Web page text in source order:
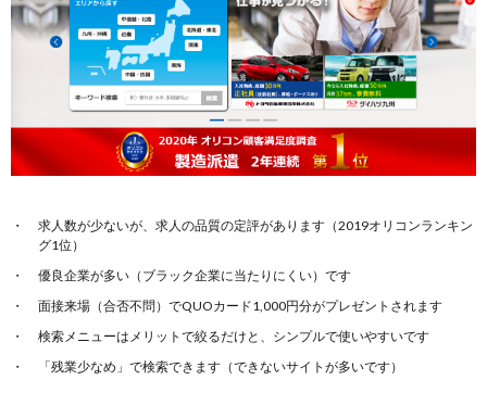
求人数が少ないが、求人の品質の定評があります（2019オリコンランキン
グ1位）
優良企業が多い（ブラック企業に当たりにくい）です
面接来場（合否不問）でQUOカード1,000円分がプレゼントされます
検索メニューはメリットで絞るだけと、シンプルで使いやすいです
「残業少なめ」で検索できます（できないサイトが多いです）